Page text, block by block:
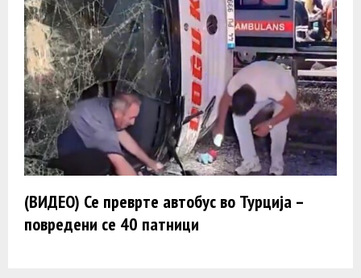
(ВИДЕО) Се преврте автобус во Турција –
повредени се 40 патници